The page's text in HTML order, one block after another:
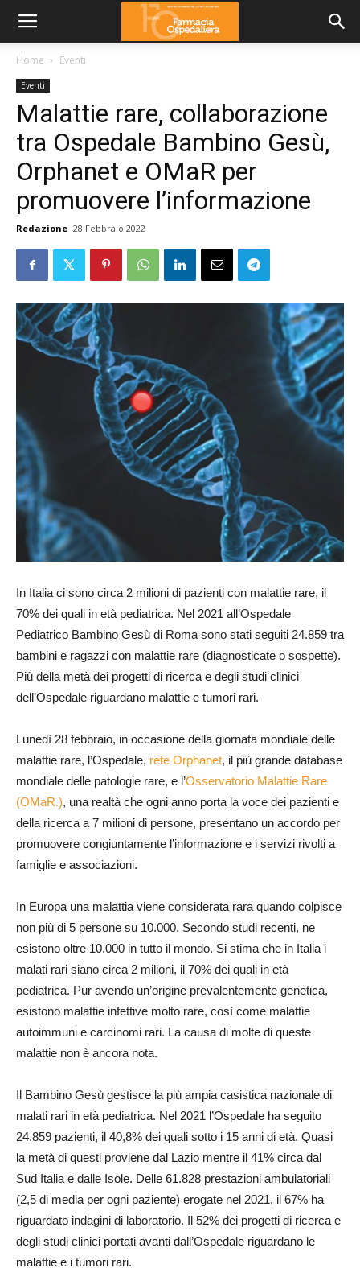
Home Eventi
Eventi
Malattie rare, collaborazione
tra Ospedale Bambino Gesù,
Orphanet e OMaR per
promuovere l’informazione
Redazione 28 Febbraio 2022
In Italia ci sono circa 2 milioni di pazienti con malattie rare, il
70% dei quali in età pediatrica. Nel 2021 all’Ospedale
Pediatrico Bambino Gesù di Roma sono stati seguiti 24.859 tra
bambini e ragazzi con malattie rare (diagnosticate o sospette).
Più della metà dei progetti di ricerca e degli studi clinici
dell’Ospedale riguardano malattie e tumori rari.
Lunedì 28 febbraio, in occasione della giornata mondiale delle
malattie rare, l’Ospedale, rete Orphanet, il più grande database
mondiale delle patologie rare, e l’Osservatorio Malattie Rare
(OMaR.), una realtà che ogni anno porta la voce dei pazienti e
della ricerca a 7 milioni di persone, presentano un accordo per
promuovere congiuntamente l’informazione e i servizi rivolti a
famiglie e associazioni.
In Europa una malattia viene considerata rara quando colpisce
non più di 5 persone su 10.000. Secondo studi recenti, ne
esistono oltre 10.000 in tutto il mondo. Si stima che in Italia i
malati rari siano circa 2 milioni, il 70% dei quali in età
pediatrica. Pur avendo un’origine prevalentemente genetica,
esistono malattie infettive molto rare, così come malattie
autoimmuni e carcinomi rari. La causa di molte di queste
malattie non è ancora nota.
Il Bambino Gesù gestisce la più ampia casistica nazionale di
malati rari in età pediatrica. Nel 2021 l’Ospedale ha seguito
24.859 pazienti, il 40,8% dei quali sotto i 15 anni di età. Quasi
la metà di questi proviene dal Lazio mentre il 41% circa dal
Sud Italia e dalle Isole. Delle 61.828 prestazioni ambulatoriali
(2,5 di media per ogni paziente) erogate nel 2021, il 67% ha
riguardato indagini di laboratorio. Il 52% dei progetti di ricerca e
degli studi clinici portati avanti dall’Ospedale riguardano le
malattie e i tumori rari.